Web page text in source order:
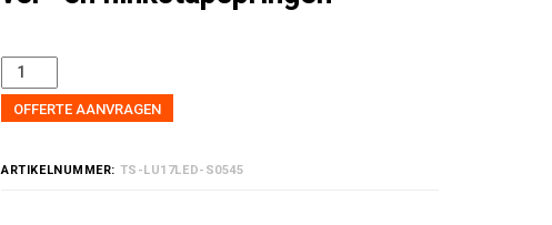
OFFERTE AANVRAGEN
ARTIKELNUMMER: TS-LU17LED-S0545